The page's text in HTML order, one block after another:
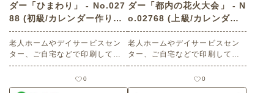
ダー「ひまわり」 - No.027
88 (初級/カレンダー作りの
介護レク素材)
老人ホームやデイサービスセン
ター、ご自宅などで印刷してお
使いいただける無料の高齢者向
け介護レク素材 2026年8月の塗
り絵カレンダー「ひまわり」
0
ダー「都内の花火大会」 - N
o.02768 (上級/カレンダー
作りの介護レク素材)
老人ホームやデイサービスセン
ター、ご自宅などで印刷してお
使いいただける無料の高齢者向
け介護レク素材 2026年8月の塗
り絵カレンダー「都内の花火大
0